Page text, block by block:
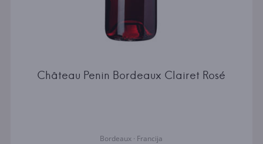
Château Penin Bordeaux Clairet Rosé
Bordeaux · Francija